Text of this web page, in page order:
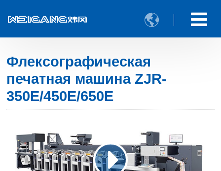

Флексографическая
печатная машина ZJR-
350E/450E/650E